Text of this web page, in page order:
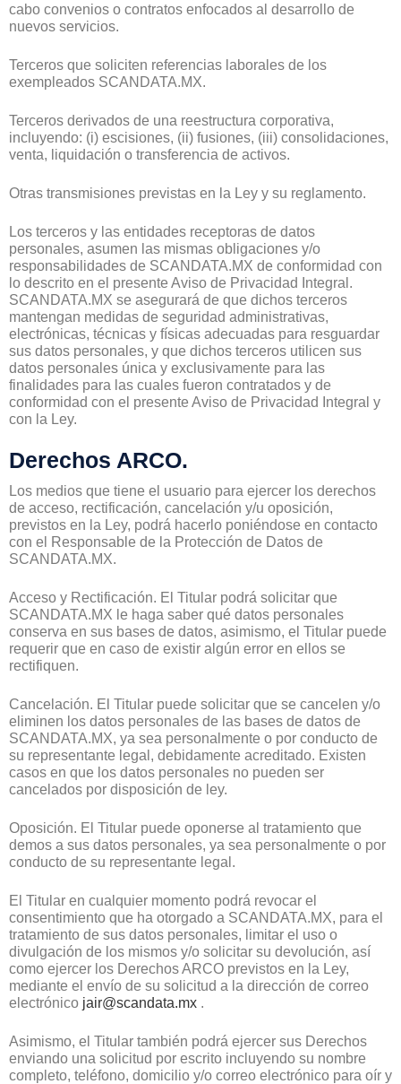
cabo convenios o contratos enfocados al desarrollo de
nuevos servicios.
Terceros que soliciten referencias laborales de los
exempleados SCANDATA.MX.
Terceros derivados de una reestructura corporativa,
incluyendo: (i) escisiones, (ii) fusiones, (iii) consolidaciones,
venta, liquidación o transferencia de activos.
Otras transmisiones previstas en la Ley y su reglamento.
Los terceros y las entidades receptoras de datos
personales, asumen las mismas obligaciones y/o
responsabilidades de SCANDATA.MX de conformidad con
lo descrito en el presente Aviso de Privacidad Integral.
SCANDATA.MX se asegurará de que dichos terceros
mantengan medidas de seguridad administrativas,
electrónicas, técnicas y físicas adecuadas para resguardar
sus datos personales, y que dichos terceros utilicen sus
datos personales única y exclusivamente para las
finalidades para las cuales fueron contratados y de
conformidad con el presente Aviso de Privacidad Integral y
con la Ley.
Derechos ARCO.
Los medios que tiene el usuario para ejercer los derechos
de acceso, rectificación, cancelación y/u oposición,
previstos en la Ley, podrá hacerlo poniéndose en contacto
con el Responsable de la Protección de Datos de
SCANDATA.MX.
Acceso y Rectificación. El Titular podrá solicitar que
SCANDATA.MX le haga saber qué datos personales
conserva en sus bases de datos, asimismo, el Titular puede
requerir que en caso de existir algún error en ellos se
rectifiquen.
Cancelación. El Titular puede solicitar que se cancelen y/o
eliminen los datos personales de las bases de datos de
SCANDATA.MX, ya sea personalmente o por conducto de
su representante legal, debidamente acreditado. Existen
casos en que los datos personales no pueden ser
cancelados por disposición de ley.
Oposición. El Titular puede oponerse al tratamiento que
demos a sus datos personales, ya sea personalmente o por
conducto de su representante legal.
El Titular en cualquier momento podrá revocar el
consentimiento que ha otorgado a SCANDATA.MX, para el
tratamiento de sus datos personales, limitar el uso o
divulgación de los mismos y/o solicitar su devolución, así
como ejercer los Derechos ARCO previstos en la Ley,
mediante el envío de su solicitud a la dirección de correo
electrónico jair@scandata.mx .
Asimismo, el Titular también podrá ejercer sus Derechos
enviando una solicitud por escrito incluyendo su nombre
completo, teléfono, domicilio y/o correo electrónico para oír y